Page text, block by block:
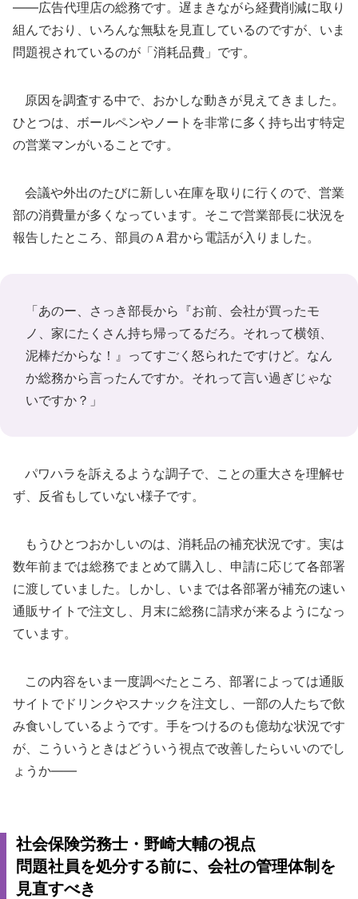
――広告代理店の総務です。遅まきながら経費削減に取り
組んでおり、いろんな無駄を見直しているのですが、いま
問題視されているのが「消耗品費」です。
原因を調査する中で、おかしな動きが見えてきました。
ひとつは、ボールペンやノートを非常に多く持ち出す特定
の営業マンがいることです。
会議や外出のたびに新しい在庫を取りに行くので、営業
部の消費量が多くなっています。そこで営業部長に状況を
報告したところ、部員のＡ君から電話が入りました。
「あのー、さっき部長から『お前、会社が買ったモ
ノ、家にたくさん持ち帰ってるだろ。それって横領、
泥棒だからな！』ってすごく怒られたですけど。なん
か総務から言ったんですか。それって言い過ぎじゃな
いですか？」
パワハラを訴えるような調子で、ことの重大さを理解せ
ず、反省もしていない様子です。
もうひとつおかしいのは、消耗品の補充状況です。実は
数年前までは総務でまとめて購入し、申請に応じて各部署
に渡していました。しかし、いまでは各部署が補充の速い
通販サイトで注文し、月末に総務に請求が来るようになっ
ています。
この内容をいま一度調べたところ、部署によっては通販
サイトでドリンクやスナックを注文し、一部の人たちで飲
み食いしているようです。手をつけるのも億劫な状況です
が、こういうときはどういう視点で改善したらいいのでし
ょうか――
社会保険労務士・野崎大輔の視点
問題社員を処分する前に、会社の管理体制を
見直すべき